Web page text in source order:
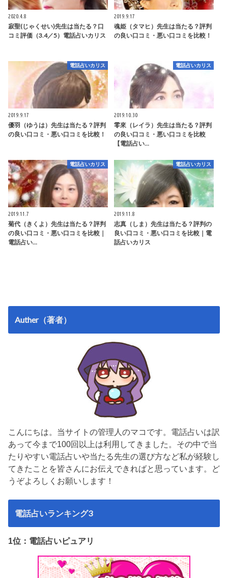
2020.4.8
寂聖(じゃくせい)先生は当たる？口
コミ評価（3.4／5）電話占いカリス
2019.9.17
魂姫（タマヒ）先生は当たる？評判
の良い口コミ・悪い口コミを比較！
電話占いカリス
2019.9.17
優羽（ゆうは）先生は当たる？評判
の良い口コミ・悪い口コミを比較！
電話占いカリス
2019.10.30
零來（レイラ）先生は当たる？評判
の良い口コミ・悪い口コミを比較
【電話占い…
電話占いカリス
2019.11.7
菊代（きくよ）先生は当たる？評判
の良い口コミ・悪い口コミを比較｜
電話占い…
電話占いカリス
2019.11.8
志真（しま）先生は当たる？評判の
良い口コミ・悪い口コミを比較｜電
話占いカリス
Auther（著者）
こんにちは。当サイトの管理人のマコです。電話占いは訳
あって今まで100回以上は利用してきました。その中で当
たりやすい電話占いや当たる先生の選び方など私が経験し
てきたことを皆さんにお伝えできればと思っています。ど
うぞよろしくお願いします！
電話占いランキング3
1位：電話占いピュアリ